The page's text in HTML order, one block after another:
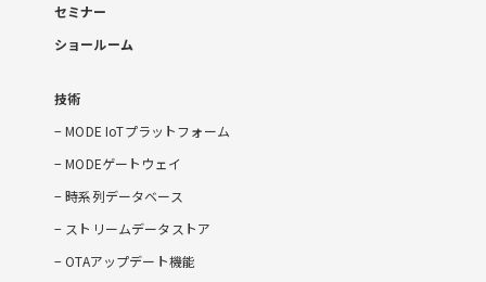
セミナー
ショールーム
技術
MODE IoTプラットフォーム
MODEゲートウェイ
時系列データベース
ストリームデータストア
OTAアップデート機能